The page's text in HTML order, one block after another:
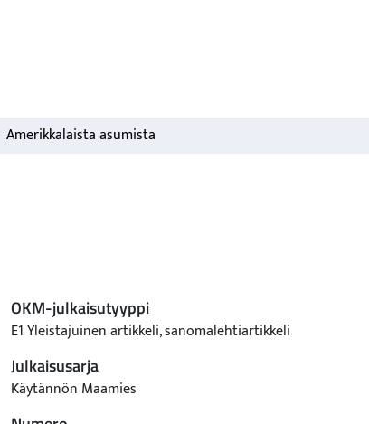
Amerikkalaista asumista
OKM-julkaisutyyppi
E1 Yleistajuinen artikkeli, sanomalehtiartikkeli
Julkaisusarja
Käytännön Maamies